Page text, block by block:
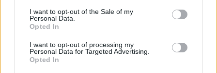
I want to opt-out of the Sale of my
Personal Data.
Opted In
I want to opt-out of processing my
Personal Data for Targeted Advertising.
Opted In
Kötéslisták: BÉT elmúlt 2 év napon belüli
kötéslistái
Előfizetés